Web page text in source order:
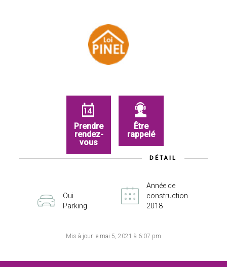
Prendre
rendez-
vous
Être
rappelé
DÉTAIL
Oui
Parking
Année de
construction
2018
Mis à jour le mai 5, 2021 à 6:07 pm